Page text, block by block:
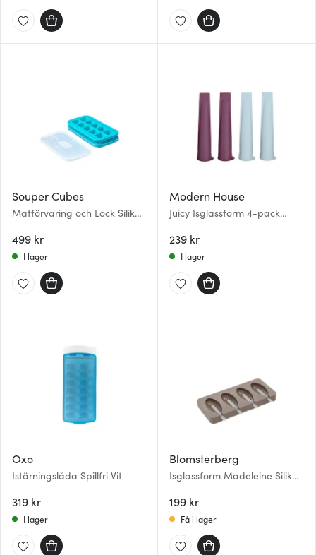
Souper Cubes
Matförvaring och Lock Silikon
499 kr
I lager
Modern House
Juicy Isglassform 4-pack
239 kr
I lager
Oxo
Istärningslåda Spillfri Vit
319 kr
I lager
Blomsterberg
Isglassform Madeleine Silikon
199 kr
Få i lager